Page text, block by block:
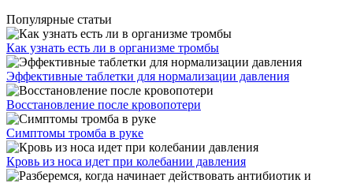
Популярные статьи
Как узнать есть ли в организме тромбы
Эффективные таблетки для нормализации давления
Восстановление после кровопотери
Симптомы тромба в руке
Кровь из носа идет при колебании давления